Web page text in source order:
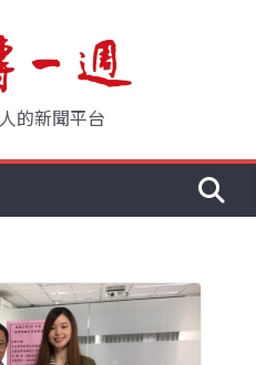
的新聞平台